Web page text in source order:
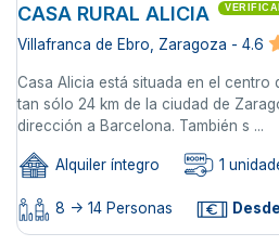
CASA RURAL ALICIA
Villafranca de Ebro, Zaragoza - 4.6
Casa Alicia está situada en el centro
tan sólo 24 km de la ciudad de
dirección a Barcelona. También s ...
Alquiler íntegro 1
8 -> 14 Personas